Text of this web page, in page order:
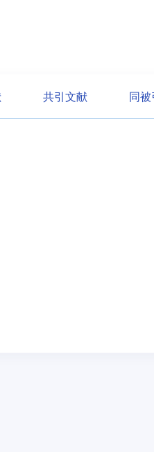
共引文献 同